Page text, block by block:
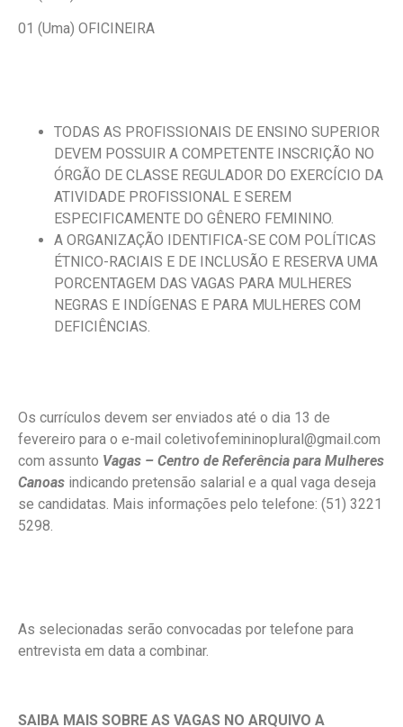
01 (Uma) OFICINEIRA
TODAS AS PROFISSIONAIS DE ENSINO SUPERIOR
DEVEM POSSUIR A COMPETENTE INSCRIÇÃO NO
ÓRGÃO DE CLASSE REGULADOR DO EXERCÍCIO DA
ATIVIDADE PROFISSIONAL E SEREM
ESPECIFICAMENTE DO GÊNERO FEMININO.
A ORGANIZAÇÃO IDENTIFICA-SE COM POLÍTICAS
ÉTNICO-RACIAIS E DE INCLUSÃO E RESERVA UMA
PORCENTAGEM DAS VAGAS PARA MULHERES
NEGRAS E INDÍGENAS E PARA MULHERES COM
DEFICIÊNCIAS.
Os currículos devem ser enviados até o dia 13 de
fevereiro para o e-mail coletivofemininoplural@gmail.com
com assunto Vagas – Centro de Referência para Mulheres
Canoas indicando pretensão salarial e a qual vaga deseja
se candidatas. Mais informações pelo telefone: (51) 3221
5298.
As selecionadas serão convocadas por telefone para
entrevista em data a combinar.
SAIBA MAIS SOBRE AS VAGAS NO ARQUIVO A